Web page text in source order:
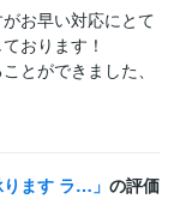
お早い対応にとて
おります！
とができました、
カセット・MDのデジタル化、CDへの変換承ります ラジカセやMDプレーヤーが壊れてしまい再生できずお困りなら の評価